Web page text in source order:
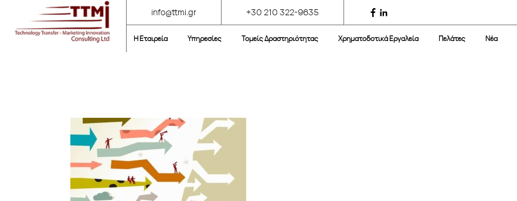
info@ttmi.gr +30 210 322-9635
Η Εταιρεία Υπηρεσίες Τομείς Δραστηριότητας Χρηματοδοτικά Εργαλεία Πελάτες Νέα